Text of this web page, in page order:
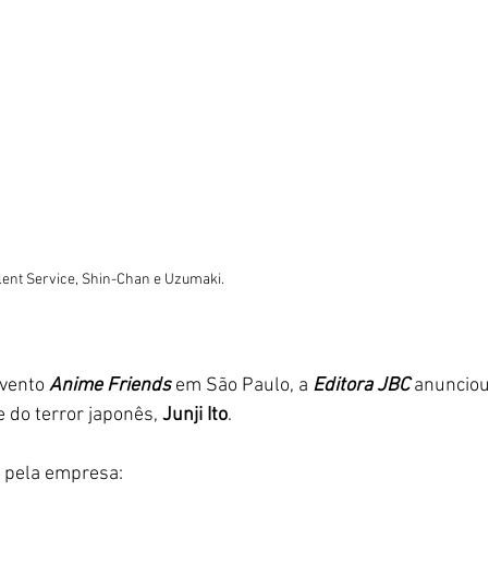
Service, Shin-Chan e Uzumaki.
Anime Friends em São Paulo, a Editora JBC anunciou
do terror japonês, Junji Ito.
empresa: